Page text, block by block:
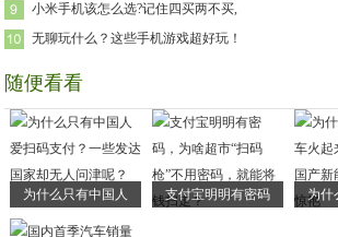
小米手机该怎么选?记住四买两不买,
无聊玩什么？这些手机游戏超好玩！
随便看看
为什么只有中国人 支付宝明明有密码 为什